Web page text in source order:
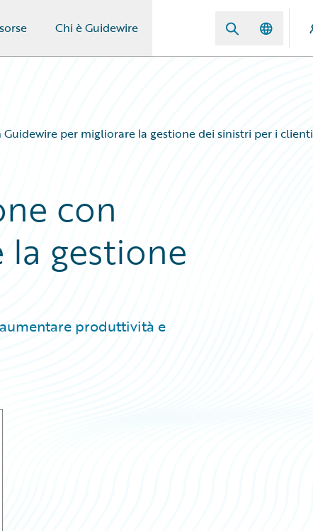
Chi è Guidewire
per migliorare la gestione dei sinistri per i clienti
con
gestione
produttività e